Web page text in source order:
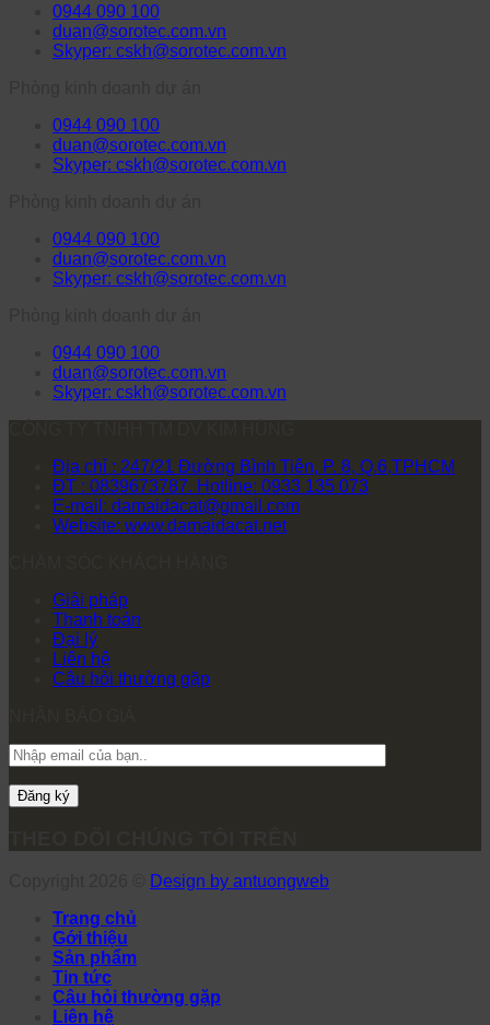
0944 090 100
duan@sorotec.com.vn
Skyper: cskh@sorotec.com.vn
0944 090 100
duan@sorotec.com.vn
Skyper: cskh@sorotec.com.vn
0944 090 100
duan@sorotec.com.vn
Skyper: cskh@sorotec.com.vn
0944 090 100
duan@sorotec.com.vn
Skyper: cskh@sorotec.com.vn
Địa chỉ : 247/21 Đường Bình Tiên, P. 8, Q.6,TPHCM
ĐT : 0839673787. Hotline: 0933 135 073
E-mail: damaidacat@gmail.com
Website: www.damaidacat.net
Giải pháp
Thanh toán
Đại lý
Liên hệ
Câu hỏi thường gặp
Design by antuongweb
Trang chủ
Gới thiệu
Sản phẩm
Tin tức
Câu hỏi thường gặp
Liên hệ